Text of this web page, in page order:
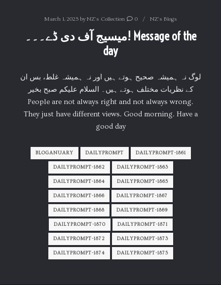
March 1, 2025byNZ's Collection 0 NZ's Blogs
میسیج آف دی ڈے۔۔۔! Message of the
day
لوگ نہ ہمیشہ صحیح ہوتے ہیں اور نہ ہمیشہ غلط، بس ان
کے نظریات مختلف ہوتے ہیں۔ السلام علیکم صبح بخیر
People are not always right and not always wrong.
They just have different views. Good morning. Have a
good day
BLOGANUARY DAILYPROMPT DAILYPROMPT-1861
DAILYPROMPT-1862 DAILYPROMPT-1863
DAILYPROMPT-1864 DAILYPROMPT-1865
DAILYPROMPT-1866 DAILYPROMPT-1867
DAILYPROMPT-1868 DAILYPROMPT-1869
DAILYPROMPT-1870 DAILYPROMPT-1871
DAILYPROMPT-1872 DAILYPROMPT-1873
DAILYPROMPT-1874 DAILYPROMPT-1875